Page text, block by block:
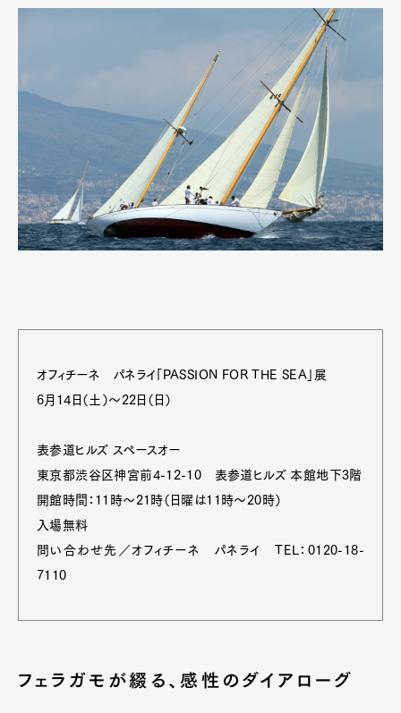
オフィチーネ パネライ「PASSION FOR THE SEA」展
6月14日（土）～22日（日）
表参道ヒルズ スペースオー
東京都渋谷区神宮前4-12-10 表参道ヒルズ 本館地下3階
開館時間：11時～21時（日曜は11時～20時）
入場無料
問い合わせ先／オフィチーネ パネライ TEL：0120-18-
7110
フェラガモが綴る、感性のダイアローグ